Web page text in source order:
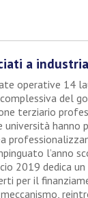
a
operative 14
del
terziario
hanno
l’anno
2019 dedica
per il